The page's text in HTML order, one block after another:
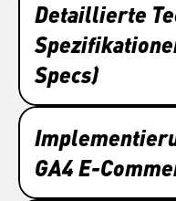
Detaillierte
Specs)
GA4 E-